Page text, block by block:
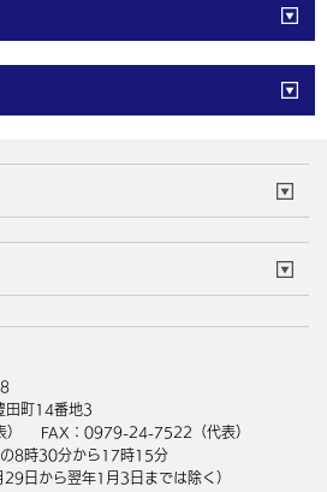
窓口の混雑状況
ご意見・ご要望
ごみ・環境
障がい・福祉
組織案内
田町14番地3
FAX：0979-24-7522（代表）
の8時30分から17時15分
29日から翌年1月3日までは除く）